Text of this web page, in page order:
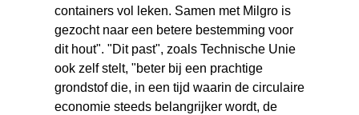
containers vol leken. Samen met Milgro is
gezocht naar een betere bestemming voor
dit hout". "Dit past", zoals Technische Unie
ook zelf stelt, "beter bij een prachtige
grondstof die, in een tijd waarin de circulaire
economie steeds belangrijker wordt, de